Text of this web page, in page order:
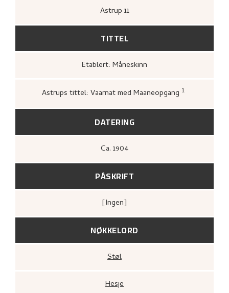
Astrup 11
TITTEL
Etablert: Måneskinn
Astrups tittel: Vaarnat med Maaneopgang 1
Nikolai Astrups Maleriutstilling
Bjarne Klausens Bogtrykkeri,
kunstforening, 1908),
DATERING
Ca. 1904
PÅSKRIFT
[ingen]
NØKKELORD
Støl
Hesje